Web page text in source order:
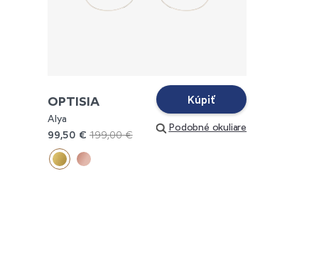
OPTISIA
Alya
99,50 € 199,00 €
Kúpiť
Podobné okuliare